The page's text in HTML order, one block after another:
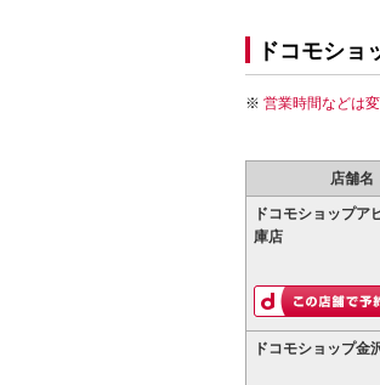
ドコモショ
営業時間などは
店舗名
ドコモショップア
庫店
ドコモショップ金